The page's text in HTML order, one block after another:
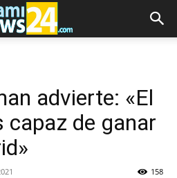
advierte: «El
capaz de ganar
158